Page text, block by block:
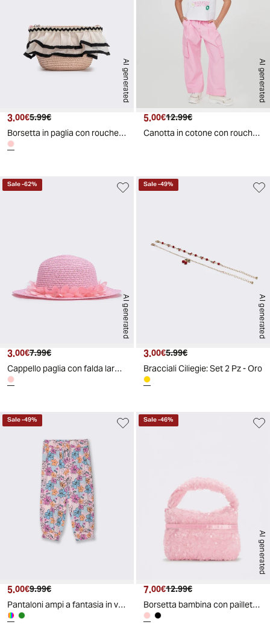
AI generated
Prezzo attuale
3.00€ Prezzo originale
5.99€
Borsetta in paglia con rouche per bambina - Rosa
AI generated
Prezzo attuale
5.00€ Prezzo originale
12.99€
Canotta in cotone con rouches e fiori - Bianco
AI generated
Sale-62%
Prezzo attuale
3.00€ Prezzo originale
7.99€
Cappello paglia con falda larga e decorazioni - Rosa
AI generated
Sale-49%
Prezzo attuale
3.00€ Prezzo originale
5.99€
Bracciali Ciliegie: Set 2 Pz - Oro
Sale-49%
Prezzo attuale
5.00€ Prezzo originale
9.99€
Pantaloni ampi a fantasia in viscosa - Fantasia
AI generated
Sale-46%
Prezzo attuale
7.00€ Prezzo originale
12.99€
Borsetta bambina con paillettes brillanti - Rosa